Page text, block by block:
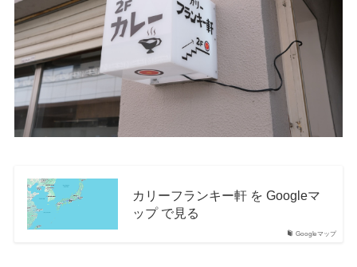
Googleマップ
カリーフランキー軒 を Googleマ
ップ で見る